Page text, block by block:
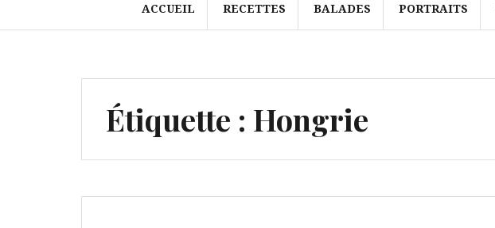
ACCUEIL RECETTES BALADES PORTRAITS
Étiquette : Hongrie